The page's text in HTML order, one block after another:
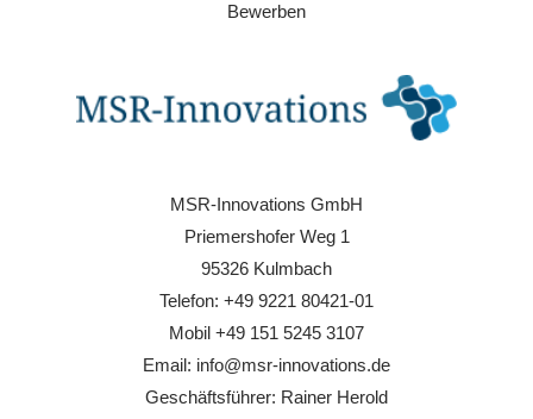
Bewerben
MSR-Innovations GmbH
Priemershofer Weg 1
95326 Kulmbach
Telefon: +49 9221 80421-01
Mobil +49 151 5245 3107
Email: info@msr-innovations.de
Geschäftsführer: Rainer Herold